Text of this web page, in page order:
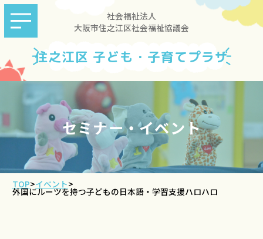
社会福祉法人
大阪市住之江区社会福祉協議会
住之江区 子ども・子育てプラザ
セミナー・イベント
TOP>イベント>
外国にルーツを持つ子どもの日本語・学習支援ハロハロ